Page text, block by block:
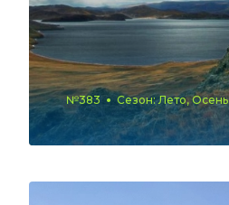
№383 Сезон: Лето, Осень